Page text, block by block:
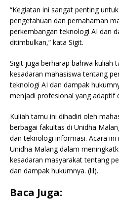
“Kegiatan ini sangat penting
pengetahuan dan pemahaman
perkembangan teknologi AI dan
ditimbulkan,” kata Sigit.
Sigit juga berharap bahwa kuliah
kesadaran mahasiswa tentang
teknologi AI dan dampak
menjadi profesional yang adaptif
Kuliah tamu ini dihadiri oleh
berbagai fakultas di Unidha
dan teknologi informasi. Acara
Unidha Malang dalam
kesadaran masyarakat tentang
dan dampak hukumnya. (lil).
Baca Juga: